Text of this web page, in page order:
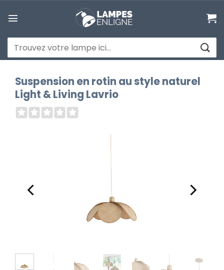
au
Recherche
pour :
Suspension en rotin au style naturel
Light & Living Lavrio